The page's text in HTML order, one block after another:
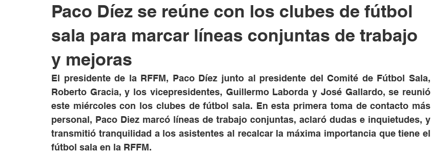
Paco Díez se reúne con los clubes de fútbol
sala para marcar líneas conjuntas de trabajo
y mejoras
El presidente de la RFFM, Paco Díez junto al presidente del Comité de Fútbol Sala,
Roberto Gracia, y los vicepresidentes, Guillermo Laborda y José Gallardo, se reunió
este miércoles con los clubes de fútbol sala. En esta primera toma de contacto más
personal, Paco Diez marcó líneas de trabajo conjuntas, aclaró dudas e inquietudes, y
transmitió tranquilidad a los asistentes al recalcar la máxima importancia que tiene el
fútbol sala en la RFFM.